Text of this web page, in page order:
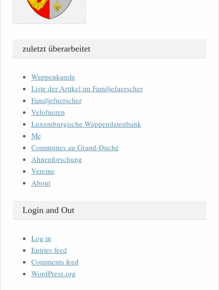
zuletzt überarbeitet
Wappenkunde
Liste der Artikel im Familjefuerscher
Familjefuerscher
Velofueren
Luxemburgische Wappendatenbank
Me
Communes au Grand-Duché
Ahnenforschung
Vereine
About
Login and Out
Log in
Entries feed
Comments feed
WordPress.org